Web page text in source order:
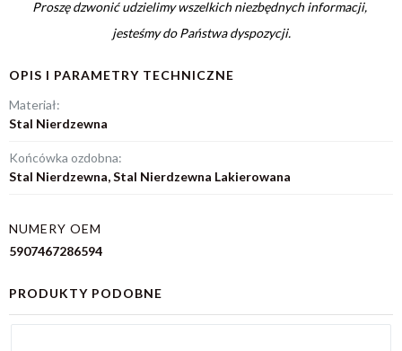
Proszę dzwonić udzielimy wszelkich niezbędnych informacji,
jesteśmy do Państwa dyspozycji.
OPIS I PARAMETRY TECHNICZNE
Materiał:
Stal Nierdzewna
Końcówka ozdobna:
Stal Nierdzewna, Stal Nierdzewna Lakierowana
NUMERY OEM
5907467286594
PRODUKTY PODOBNE